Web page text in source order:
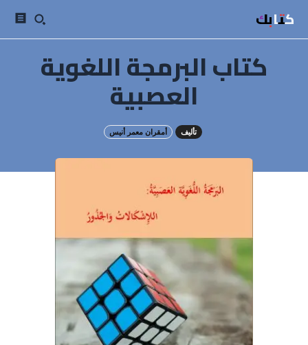
كتابك
كتاب البرمجة اللغوية
العصبية
تأليف أمقران معمر أنيس